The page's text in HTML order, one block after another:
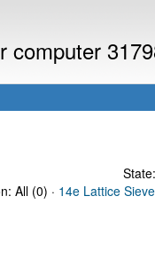
computer
State:
All (0) · 14e Lattice Sieve